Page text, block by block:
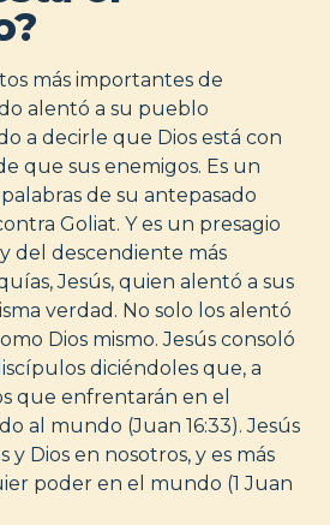
más importantes de
alentó a su pueblo
a decirle que Dios está con
que sus enemigos. Es un
de su antepasado
Goliat. Y es un presagio
del descendiente más
Jesús, quien alentó a sus
verdad. No solo los alentó
Dios mismo. Jesús consoló
diciéndoles que, a
que enfrentarán en el
al mundo (Juan 16:33). Jesús
y Dios en nosotros, y es más
poder en el mundo (1 Juan